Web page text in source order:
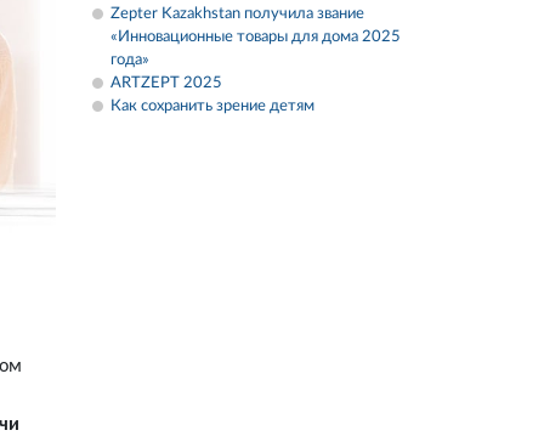
Zepter Kazakhstan получила звание
«Инновационные товары для дома 2025
года»
ARTZEPT 2025
Как сохранить зрение детям